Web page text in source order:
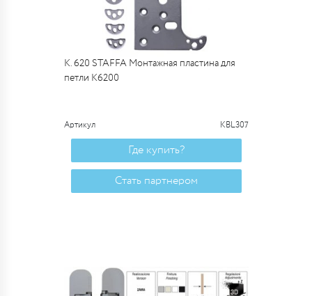
К. 620 STAFFA Монтажная пластина для
петли К6200
Артикул KBL307
Где купить?
Стать партнером